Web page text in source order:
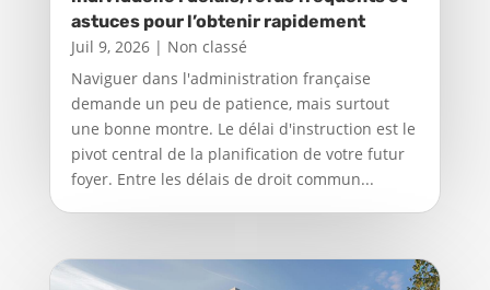
astuces pour l’obtenir rapidement
Juil 9, 2026| Non classé
Naviguer dans l'administration française
demande un peu de patience, mais surtout
une bonne montre. Le délai d'instruction est le
pivot central de la planification de votre futur
foyer. Entre les délais de droit commun...